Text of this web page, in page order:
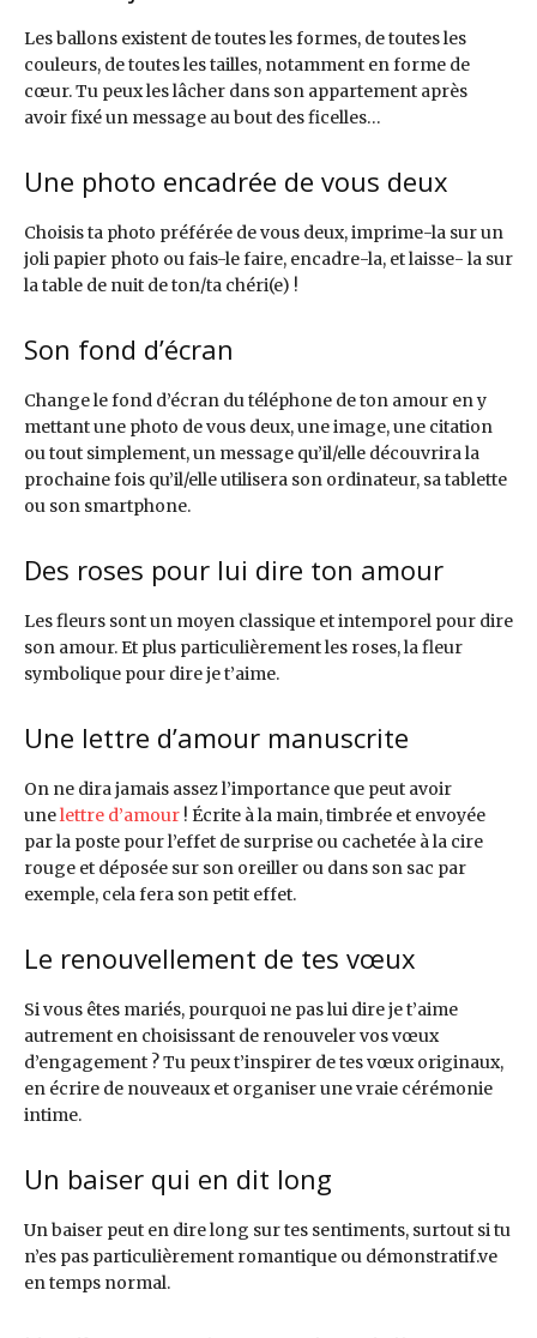
Les ballons existent de toutes les formes, de toutes les
couleurs, de toutes les tailles, notamment en forme de
cœur. Tu peux les lâcher dans son appartement après
avoir fixé un message au bout des ficelles…
Une photo encadrée de vous deux
Choisis ta photo préférée de vous deux, imprime-la sur un
joli papier photo ou fais-le faire, encadre-la, et laisse- la sur
la table de nuit de ton/ta chéri(e) !
Son fond d’écran
Change le fond d’écran du téléphone de ton amour en y
mettant une photo de vous deux, une image, une citation
ou tout simplement, un message qu’il/elle découvrira la
prochaine fois qu’il/elle utilisera son ordinateur, sa tablette
ou son smartphone.
Des roses pour lui dire ton amour
Les fleurs sont un moyen classique et intemporel pour dire
son amour. Et plus particulièrement les roses, la fleur
symbolique pour dire je t’aime.
Une lettre d’amour manuscrite
On ne dira jamais assez l’importance que peut avoir
unelettre d’amour ! Écrite à la main, timbrée et envoyée
par la poste pour l’effet de surprise ou cachetée à la cire
rouge et déposée sur son oreiller ou dans son sac par
exemple, cela fera son petit effet.
Le renouvellement de tes vœux
Si vous êtes mariés, pourquoi ne pas lui dire je t’aime
autrement en choisissant de renouveler vos vœux
d’engagement ? Tu peux t’inspirer de tes vœux originaux,
en écrire de nouveaux et organiser une vraie cérémonie
intime.
Un baiser qui en dit long
Un baiser peut en dire long sur tes sentiments, surtout si tu
n’es pas particulièrement romantique ou démonstratif.ve
en temps normal.